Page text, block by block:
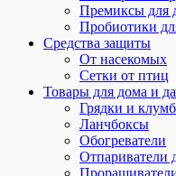
Премиксы для
Пробиотики
Средства защиты
От насекомых
Сетки от птиц
Товары для дома и
Грядки и
Ланчбоксы
Обогреватели
Отпариватели